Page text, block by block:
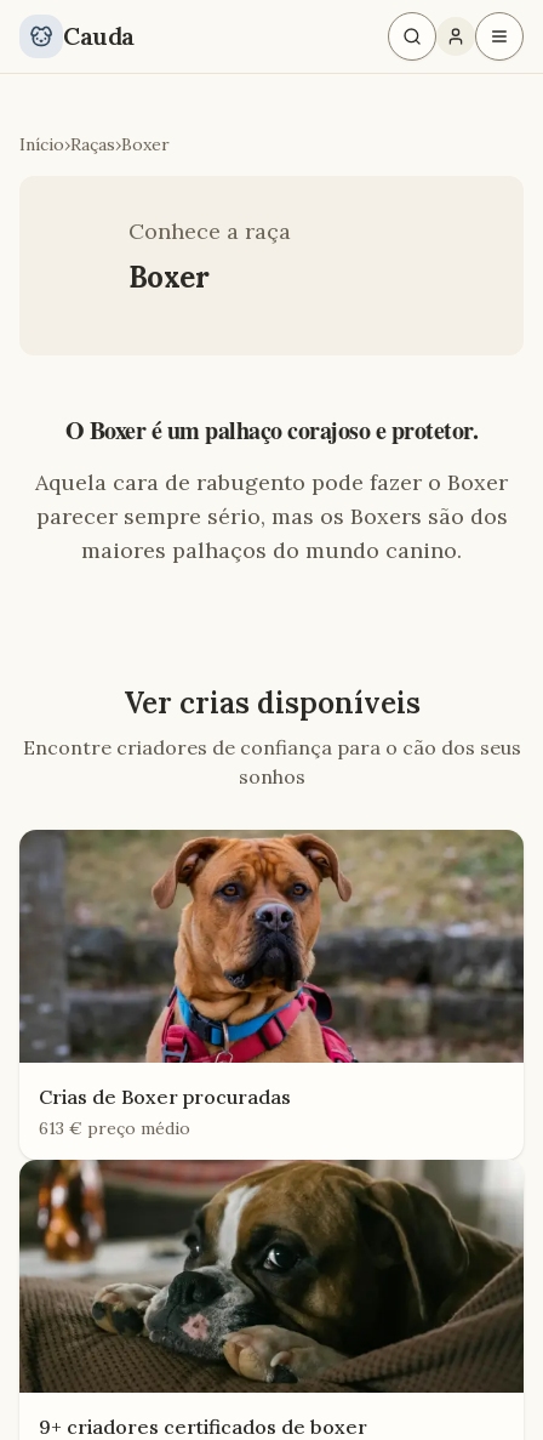
Cauda
Início›Raças›Boxer
Conhece a raça
Boxer
O Boxer é um palhaço corajoso e protetor.
Aquela cara de rabugento pode fazer o Boxer
parecer sempre sério, mas os Boxers são dos
maiores palhaços do mundo canino.
Ver crias disponíveis
Encontre criadores de confiança para o cão dos seus
sonhos
Crias de Boxer procuradas
613 € preço médio
9+ criadores certificados de boxer